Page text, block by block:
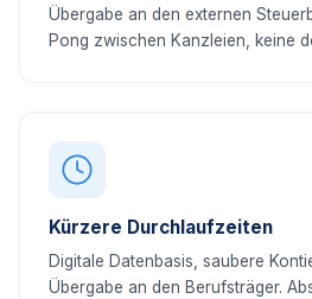
Übergabe an den externen
Pong zwischen Kanzleien, keine
Kürzere Durchlaufzeiten
Digitale Datenbasis, saubere
Übergabe an den Berufsträger.